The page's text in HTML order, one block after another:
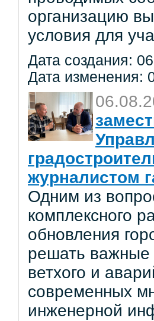
организацию
условия для
Дата создания:
Дата изменения:
журналистом
Одним из
комплексного
обновления
решать важные
ветхого и
современных
инженерной